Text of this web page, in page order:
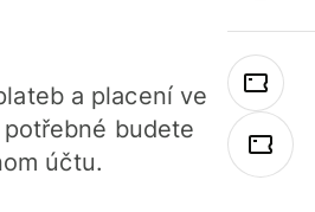
a placení ve
budete
účtu.